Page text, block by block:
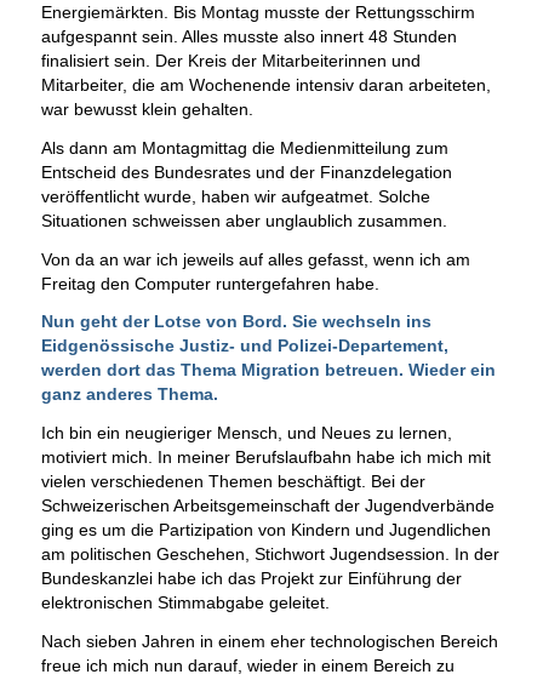
Energiemärkten. Bis Montag musste der Rettungsschirm
aufgespannt sein. Alles musste also innert 48 Stunden
finalisiert sein. Der Kreis der Mitarbeiterinnen und
Mitarbeiter, die am Wochenende intensiv daran arbeiteten,
war bewusst klein gehalten.
Als dann am Montagmittag die Medienmitteilung zum
Entscheid des Bundesrates und der Finanzdelegation
veröffentlicht wurde, haben wir aufgeatmet. Solche
Situationen schweissen aber unglaublich zusammen.
Von da an war ich jeweils auf alles gefasst, wenn ich am
Freitag den Computer runtergefahren habe.
Nun geht der Lotse von Bord. Sie wechseln ins
Eidgenössische Justiz- und Polizei-Departement,
werden dort das Thema Migration betreuen. Wieder ein
ganz anderes Thema.
Ich bin ein neugieriger Mensch, und Neues zu lernen,
motiviert mich. In meiner Berufslaufbahn habe ich mich mit
vielen verschiedenen Themen beschäftigt. Bei der
Schweizerischen Arbeitsgemeinschaft der Jugendverbände
ging es um die Partizipation von Kindern und Jugendlichen
am politischen Geschehen, Stichwort Jugendsession. In der
Bundeskanzlei habe ich das Projekt zur Einführung der
elektronischen Stimmabgabe geleitet.
Nach sieben Jahren in einem eher technologischen Bereich
freue ich mich nun darauf, wieder in einem Bereich zu